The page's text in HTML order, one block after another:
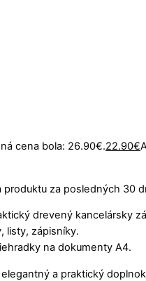
cena bola: 26.90€.22.90€
produktu za posledných 30
drevený kancelársky
listy, zápisníky.
na dokumenty A4.
a praktický